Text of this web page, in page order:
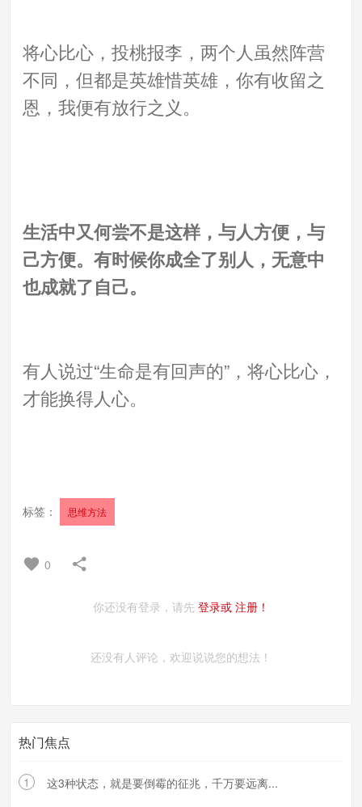
将心比心，投桃报李，两个人虽然阵营
不同，但都是英雄惜英雄，你有收留之
恩，我便有放行之义。
生活中又何尝不是这样，与人方便，与
己方便。有时候你成全了别人，无意中
也成就了自己。
有人说过“生命是有回声的”，将心比心，
才能换得人心。
标签： 思维方法
0
你还没有登录，请先 登录或 注册！
还没有人评论，欢迎说说您的想法！
热门焦点
1 这3种状态，就是要倒霉的征兆，千万要远离...